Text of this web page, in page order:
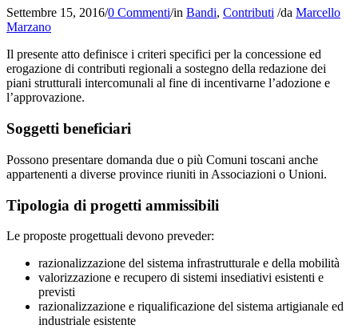
Settembre 15, 2016/0 Commenti/in Bandi, Contributi /da Marcello
Marzano
Il presente atto definisce i criteri specifici per la concessione ed
erogazione di contributi regionali a sostegno della redazione dei
piani strutturali intercomunali al fine di incentivarne l’adozione e
l’approvazione.
Soggetti beneficiari
Possono presentare domanda due o più Comuni toscani anche
appartenenti a diverse province riuniti in Associazioni o Unioni.
Tipologia di progetti ammissibili
Le proposte progettuali devono preveder:
razionalizzazione del sistema infrastrutturale e della mobilità
valorizzazione e recupero di sistemi insediativi esistenti e
previsti
razionalizzazione e riqualificazione del sistema artigianale ed
industriale esistente